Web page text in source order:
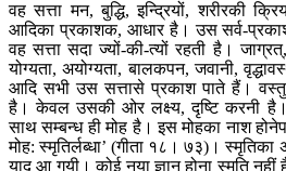
वह सत्ता मन, बुद्धि, इन्द्रियों, शरीरकी
आदिका प्रकाशक, आधार है। उस सर्व-
वह सत्ता सदा ज्यों-की-त्यों रहती है।
योग्यता, अयोग्यता, बालकपन, जवानी,
आदि सभी उस सत्तासे प्रकाश पाते हैं।
है। केवल उसकी ओर लक्ष्य, दृष्टि करनी है।
साथ सम्बन्ध ही मोह है। इस मोहका नाश
मोह: स्मृतिर्लब्धा’ (गीता १८। ७३)।
याद आ गयी। कोई नया ज्ञान होना स्मृति